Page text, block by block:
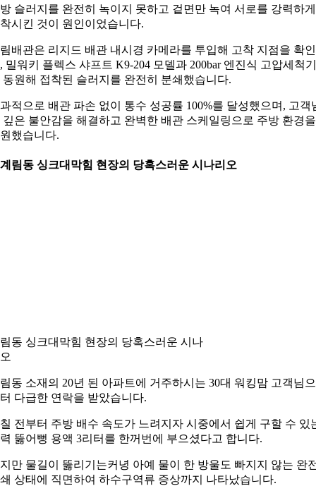
슬러지를 완전히 녹이지 못하고 겉면만 녹여 서로를 강력하게
시킨 것이 원인이었습니다.
배관은 리지드 배관 내시경 카메라를 투입해 고착 지점을 확
밀워키 플렉스 샤프트 K9-204 모델과 200bar 엔진식 고압세척기
동원해 접착된 슬러지를 완전히 분쇄했습니다.
적으로 배관 파손 없이 통수 성공률 100%를 달성했으며, 고객
깊은 불안감을 해결하고 완벽한 배관 스케일링으로 주방 환경을
했습니다.
림동 싱크대막힘 현장의 당혹스러운 시나리오
동 싱크대막힘 현장의 당혹스러운 시나
동 소재의 20년 된 아파트에 거주하시는 30대 워킹맘 고객님
다급한 연락을 받았습니다.
전부터 주방 배수 속도가 느려지자 시중에서 쉽게 구할 수 있
뚫어뻥 용액 3리터를 한꺼번에 부으셨다고 합니다.
만 물길이 뚫리기는커녕 아예 물이 한 방울도 빠지지 않는 완
상태에 직면하여 하수구역류 증상까지 나타났습니다.